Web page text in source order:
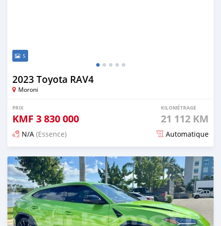
5
2023 Toyota RAV4
Moroni
PRIX
KMF 3 830 000
KILOMÉTRAGE
21 112 KM
N/A (Essence) Automatique
Publié il y a 5 mois